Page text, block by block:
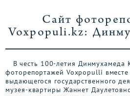
Сайт
Voxpopuli.kz:
В честь 100-летия Динмухамеда
фоторепортажей Voxpopulli
выдающегося государственного
музея-квартиры Жаннет